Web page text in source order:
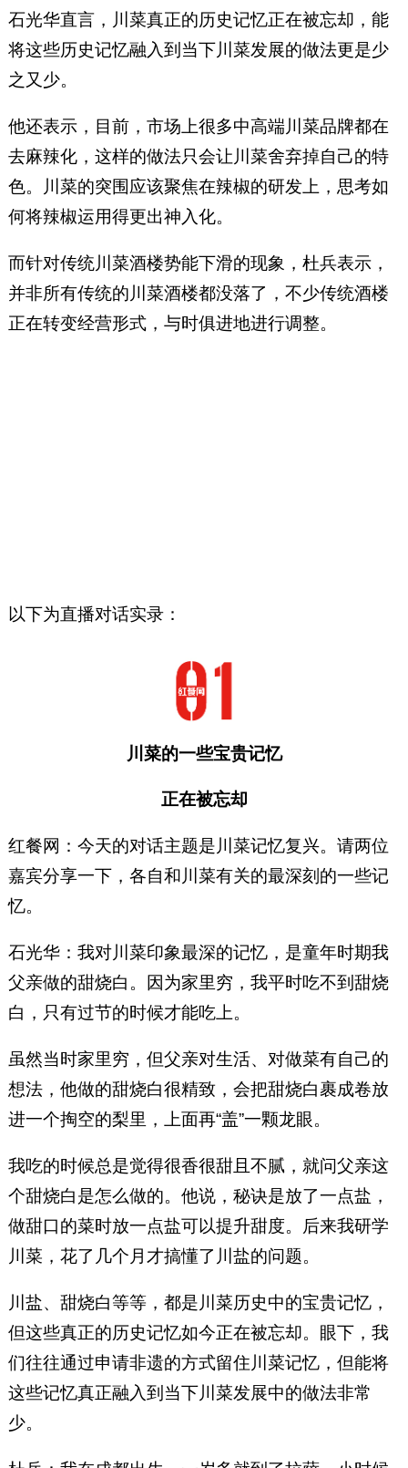
石光华直言，川菜真正的历史记忆正在被忘却，能
将这些历史记忆融入到当下川菜发展的做法更是少
之又少。
他还表示，目前，市场上很多中高端川菜品牌都在
去麻辣化，这样的做法只会让川菜舍弃掉自己的特
色。川菜的突围应该聚焦在辣椒的研发上，思考如
何将辣椒运用得更出神入化。
而针对传统川菜酒楼势能下滑的现象，杜兵表示，
并非所有传统的川菜酒楼都没落了，不少传统酒楼
正在转变经营形式，与时俱进地进行调整。
以下为直播对话实录：
川菜的一些宝贵记忆
正在被忘却
红餐网：今天的对话主题是川菜记忆复兴。请两位
嘉宾分享一下，各自和川菜有关的最深刻的一些记
忆。
石光华：我对川菜印象最深的记忆，是童年时期我
父亲做的甜烧白。因为家里穷，我平时吃不到甜烧
白，只有过节的时候才能吃上。
虽然当时家里穷，但父亲对生活、对做菜有自己的
想法，他做的甜烧白很精致，会把甜烧白裹成卷放
进一个掏空的梨里，上面再“盖”一颗龙眼。
我吃的时候总是觉得很香很甜且不腻，就问父亲这
个甜烧白是怎么做的。他说，秘诀是放了一点盐，
做甜口的菜时放一点盐可以提升甜度。后来我研学
川菜，花了几个月才搞懂了川盐的问题。
川盐、甜烧白等等，都是川菜历史中的宝贵记忆，
但这些真正的历史记忆如今正在被忘却。眼下，我
们往往通过申请非遗的方式留住川菜记忆，但能将
这些记忆真正融入到当下川菜发展中的做法非常
少。